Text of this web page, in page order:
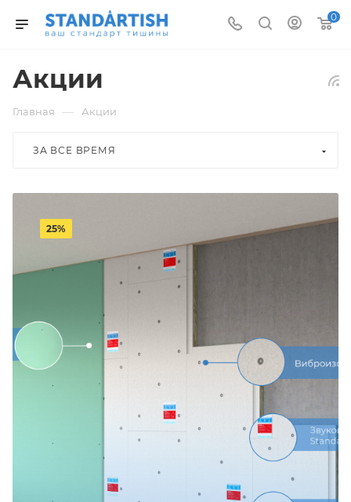
0
Акции
Главная — Акции
ЗА ВСЕ ВРЕМЯ
25%